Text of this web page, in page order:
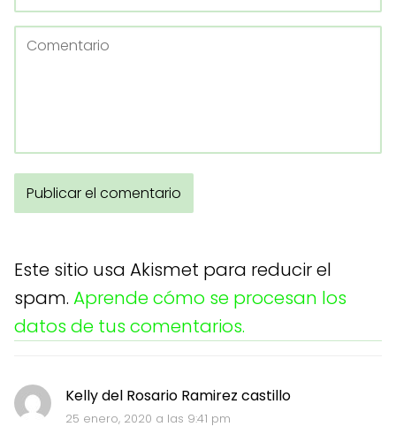
Kelly del Rosario Ramirez castillo
25 enero, 2020 a las 9:41 pm
Este sitio usa Akismet para reducir el
spam. Aprende cómo se procesan los
datos de tus comentarios.